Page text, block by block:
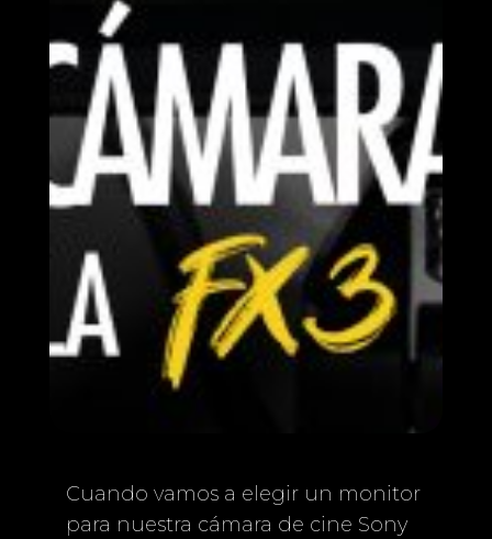
Cuando vamos a elegir un monitor
para nuestra cámara de cine Sony